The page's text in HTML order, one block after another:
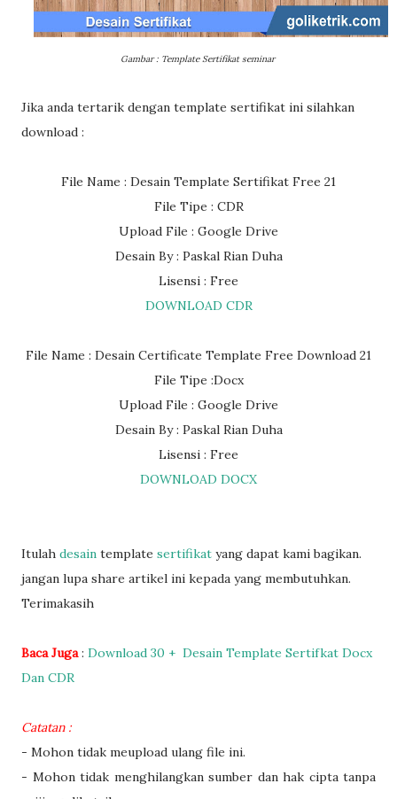
Gambar : Template Sertifikat seminar
Jika anda tertarik dengan template sertifikat ini silahkan
download :
File Name : Desain Template Sertifikat Free 21
File Tipe : CDR
Upload File : Google Drive
Desain By : Paskal Rian Duha
Lisensi : Free
DOWNLOAD CDR
File Name : Desain Certificate Template Free Download 21
File Tipe :Docx
Upload File : Google Drive
Desain By : Paskal Rian Duha
Lisensi : Free
DOWNLOAD DOCX
Itulah desain template sertifikat yang dapat kami bagikan.
jangan lupa share artikel ini kepada yang membutuhkan.
Terimakasih
Baca Juga: Download 30 + Desain Template Sertifkat Docx
Dan CDR
Catatan :
- Mohon tidak meupload ulang file ini.
- Mohon tidak menghilangkan sumber dan hak cipta tanpa